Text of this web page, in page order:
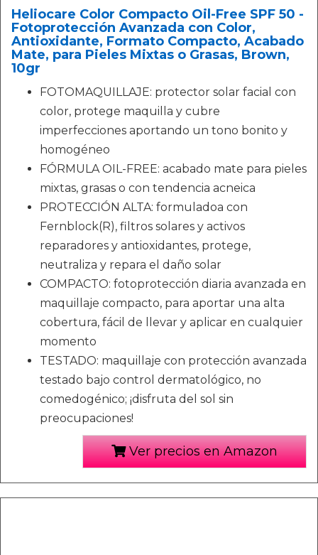
Heliocare Color Compacto Oil-Free SPF 50 -
Fotoprotección Avanzada con Color,
Antioxidante, Formato Compacto, Acabado
Mate, para Pieles Mixtas o Grasas, Brown,
10gr
FOTOMAQUILLAJE: protector solar facial con
color, protege maquilla y cubre
imperfecciones aportando un tono bonito y
homogéneo
FÓRMULA OIL-FREE: acabado mate para pieles
mixtas, grasas o con tendencia acneica
PROTECCIÓN ALTA: formuladoa con
Fernblock(R), filtros solares y activos
reparadores y antioxidantes, protege,
neutraliza y repara el daño solar
COMPACTO: fotoprotección diaria avanzada en
maquillaje compacto, para aportar una alta
cobertura, fácil de llevar y aplicar en cualquier
momento
TESTADO: maquillaje con protección avanzada
testado bajo control dermatológico, no
comedogénico; ¡disfruta del sol sin
preocupaciones!
Ver precios en Amazon